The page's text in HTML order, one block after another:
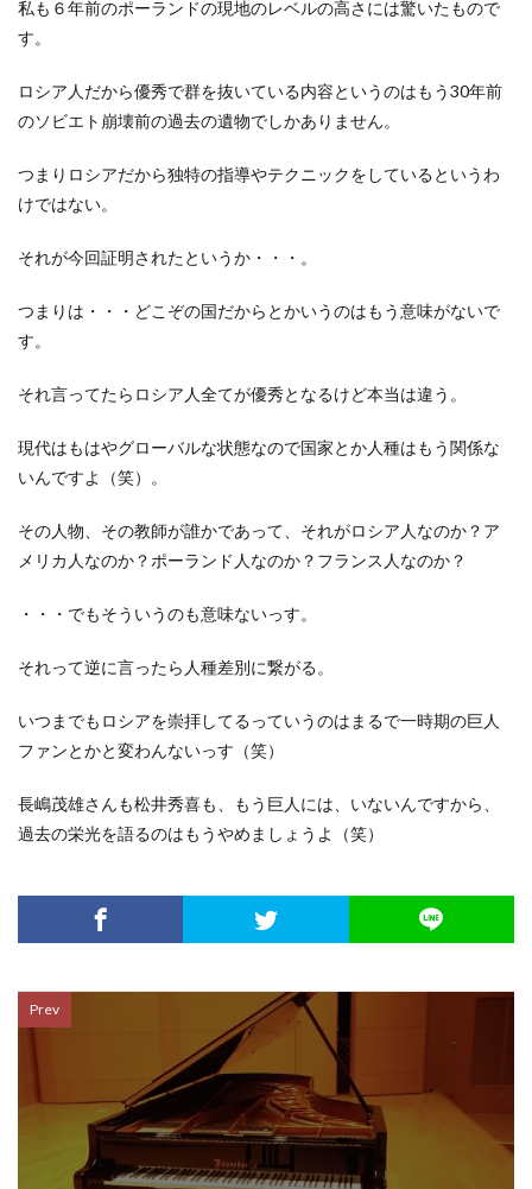
私も６年前のポーランドの現地のレベルの高さには驚いたもので
す。
ロシア人だから優秀で群を抜いている内容というのはもう30年前
のソビエト崩壊前の過去の遺物でしかありません。
つまりロシアだから独特の指導やテクニックをしているというわ
けではない。
それが今回証明されたというか・・・。
つまりは・・・どこぞの国だからとかいうのはもう意味がないで
す。
それ言ってたらロシア人全てが優秀となるけど本当は違う。
現代はもはやグローバルな状態なので国家とか人種はもう関係な
いんですよ（笑）。
その人物、その教師が誰かであって、それがロシア人なのか？ア
メリカ人なのか？ポーランド人なのか？フランス人なのか？
・・・でもそういうのも意味ないっす。
それって逆に言ったら人種差別に繋がる。
いつまでもロシアを崇拝してるっていうのはまるで一時期の巨人
ファンとかと変わんないっす（笑）
長嶋茂雄さんも松井秀喜も、もう巨人には、いないんですから、
過去の栄光を語るのはもうやめましょうよ（笑）
Prev